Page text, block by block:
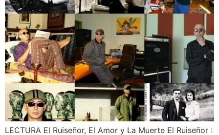
LECTURA El Ruiseñor, El Amor y La Muerte El Ruiseñor :